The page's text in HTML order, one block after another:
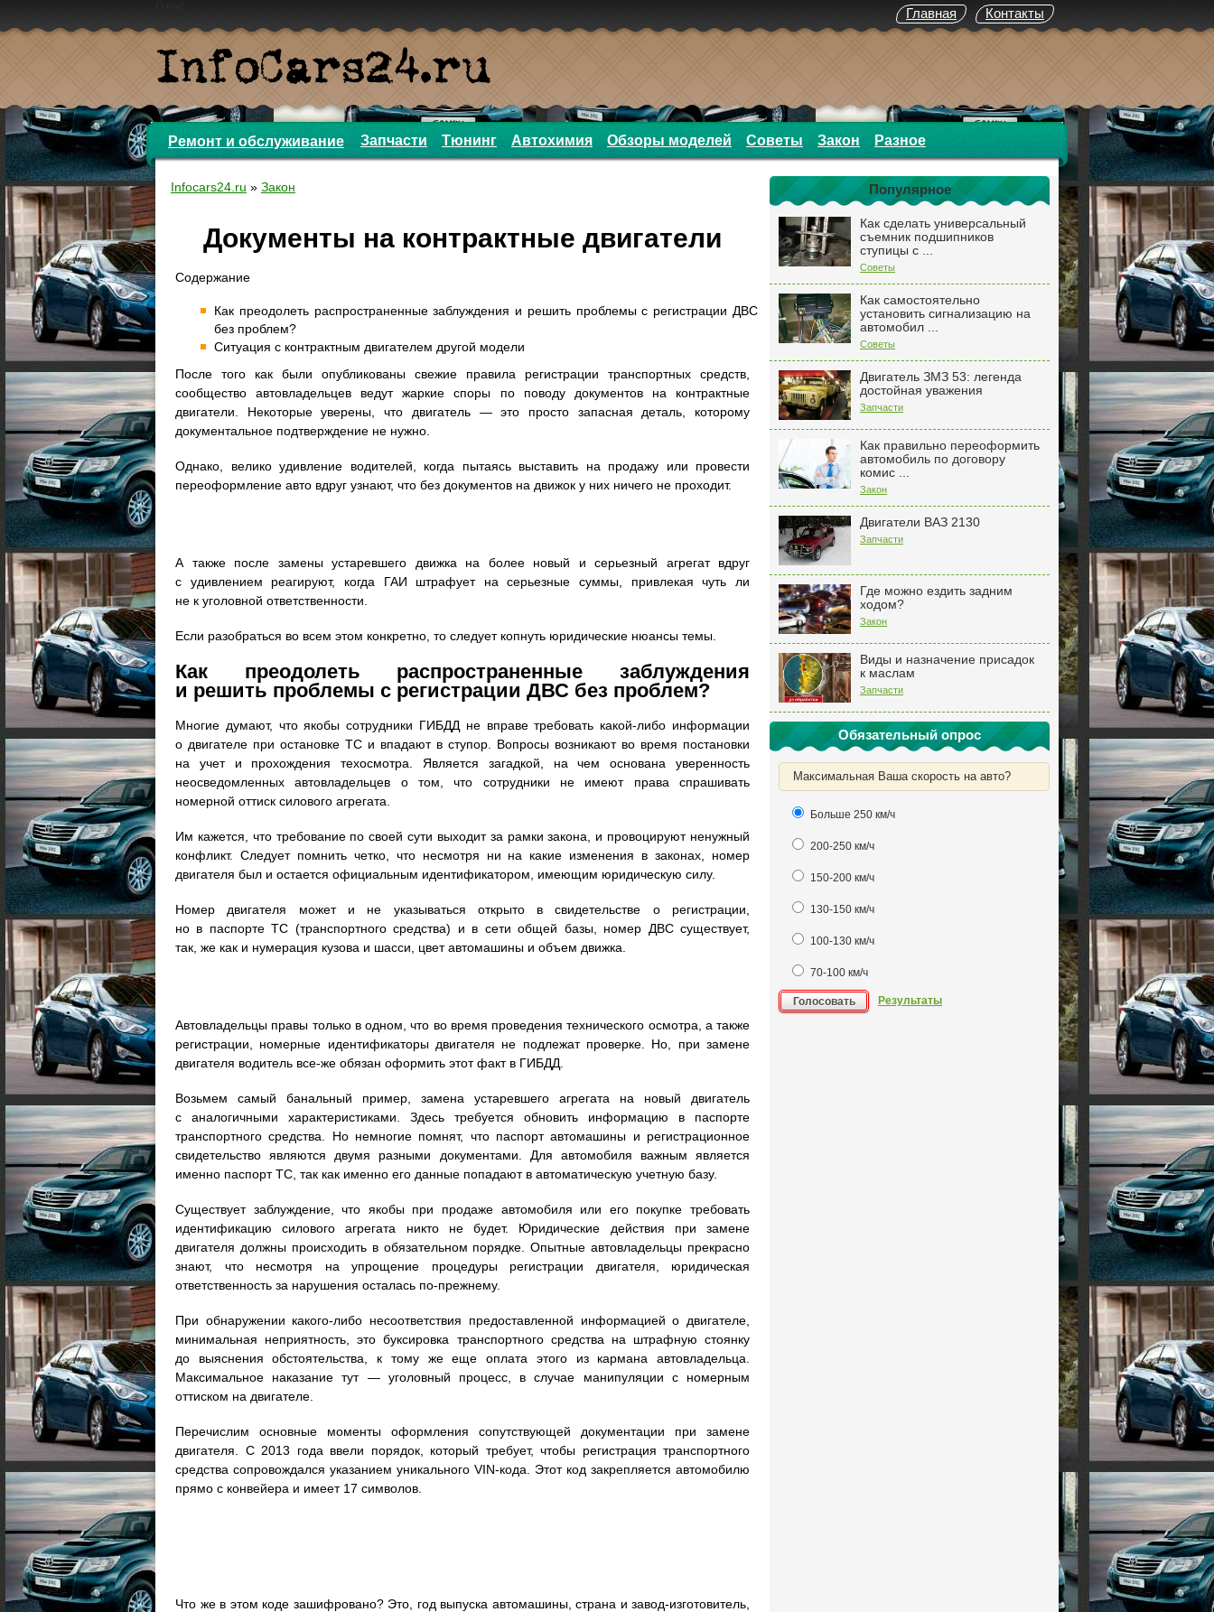
Контакты
Главная
Ремонт и обслуживание Запчасти Тюнинг Автохимия Обзоры моделей Советы Закон Разное
Популярное
Как сделать универсальный
съемник подшипников
ступицы с ...
Советы
Как самостоятельно
установить сигнализацию на
автомобил ...
Советы
Двигатель ЗМЗ 53: легенда
достойная уважения
Запчасти
Как правильно переоформить
автомобиль по договору
комис ...
Закон
Двигатели ВАЗ 2130
Запчасти
Где можно ездить задним
ходом?
Закон
Виды и назначение присадок
к маслам
Запчасти
Обязательный опрос
Максимальная Ваша скорость на авто?
Больше 250 км/ч
200-250 км/ч
150-200 км/ч
130-150 км/ч
100-130 км/ч
70-100 км/ч
Голосовать Результаты
Infocars24.ru » Закон
Документы на контрактные двигатели
Содержание
Как преодолеть распространенные заблуждения и решить проблемы с регистрации ДВС
без проблем?
Ситуация с контрактным двигателем другой модели
После того как были опубликованы свежие правила регистрации транспортных средств,
сообщество автовладельцев ведут жаркие споры по поводу документов на контрактные
двигатели. Некоторые уверены, что двигатель — это просто запасная деталь, которому
документальное подтверждение не нужно.
Однако, велико удивление водителей, когда пытаясь выставить на продажу или провести
переоформление авто вдруг узнают, что без документов на движок у них ничего не проходит.
А также после замены устаревшего движка на более новый и серьезный агрегат вдруг
с удивлением реагируют, когда ГАИ штрафует на серьезные суммы, привлекая чуть ли
не к уголовной ответственности.
Если разобраться во всем этом конкретно, то следует копнуть юридические нюансы темы.
Как преодолеть распространенные заблуждения
и решить проблемы с регистрации ДВС без проблем?
Многие думают, что якобы сотрудники ГИБДД не вправе требовать какой-либо информации
о двигателе при остановке ТС и впадают в ступор. Вопросы возникают во время постановки
на учет и прохождения техосмотра. Является загадкой, на чем основана уверенность
неосведомленных автовладельцев о том, что сотрудники не имеют права спрашивать
номерной оттиск силового агрегата.
Им кажется, что требование по своей сути выходит за рамки закона, и провоцируют ненужный
конфликт. Следует помнить четко, что несмотря ни на какие изменения в законах, номер
двигателя был и остается официальным идентификатором, имеющим юридическую силу.
Номер двигателя может и не указываться открыто в свидетельстве о регистрации,
но в паспорте ТС (транспортного средства) и в сети общей базы, номер ДВС существует,
так, же как и нумерация кузова и шасси, цвет автомашины и объем движка.
Автовладельцы правы только в одном, что во время проведения технического осмотра, а также
регистрации, номерные идентификаторы двигателя не подлежат проверке. Но, при замене
двигателя водитель все-же обязан оформить этот факт в ГИБДД.
Возьмем самый банальный пример, замена устаревшего агрегата на новый двигатель
с аналогичными характеристиками. Здесь требуется обновить информацию в паспорте
транспортного средства. Но немногие помнят, что паспорт автомашины и регистрационное
свидетельство являются двумя разными документами. Для автомобиля важным является
именно паспорт ТС, так как именно его данные попадают в автоматическую учетную базу.
Существует заблуждение, что якобы при продаже автомобиля или его покупке требовать
идентификацию силового агрегата никто не будет. Юридические действия при замене
двигателя должны происходить в обязательном порядке. Опытные автовладельцы прекрасно
знают, что несмотря на упрощение процедуры регистрации двигателя, юридическая
ответственность за нарушения осталась по-прежнему.
При обнаружении какого-либо несоответствия предоставленной информацией о двигателе,
минимальная неприятность, это буксировка транспортного средства на штрафную стоянку
до выяснения обстоятельства, к тому же еще оплата этого из кармана автовладельца.
Максимальное наказание тут — уголовный процесс, в случае манипуляции с номерным
оттиском на двигателе.
Перечислим основные моменты оформления сопутствующей документации при замене
двигателя. С 2013 года ввели порядок, который требует, чтобы регистрация транспортного
средства сопровождался указанием уникального VIN-кода. Этот код закрепляется автомобилю
прямо с конвейера и имеет 17 символов.
Что же в этом коде зашифровано? Это, год выпуска автомашины, страна и завод-изготовитель,